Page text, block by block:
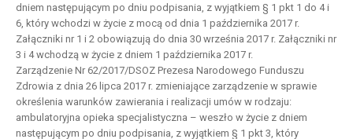
dniem następującym po dniu podpisania, z wyjątkiem § 1 pkt 1 do 4 i
6, który wchodzi w życie z mocą od dnia 1 października 2017 r.
Załączniki nr 1 i 2 obowiązują do dnia 30 września 2017 r. Załączniki nr
3 i 4 wchodzą w życie z dniem 1 października 2017 r.
Zarządzenie Nr 62/2017/DSOZ Prezesa Narodowego Funduszu
Zdrowia z dnia 26 lipca 2017 r. zmieniające zarządzenie w sprawie
określenia warunków zawierania i realizacji umów w rodzaju:
ambulatoryjna opieka specjalistyczna – weszło w życie z dniem
następującym po dniu podpisania, z wyjątkiem § 1 pkt 3, który